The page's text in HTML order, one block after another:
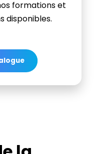
formations et
disponibles.